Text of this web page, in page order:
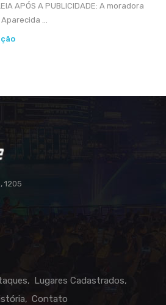
APÓS A PUBLICIDADE: A moradora
...
1205
Lugares Cadastrados
Contato